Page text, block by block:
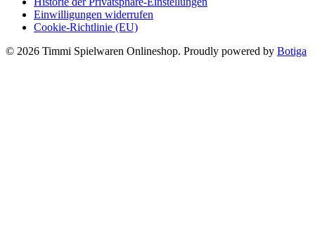
Einwilligungen widerrufen
Cookie-Richtlinie (EU)
© 2026 Timmi Spielwaren Onlineshop. Proudly powered by Botiga